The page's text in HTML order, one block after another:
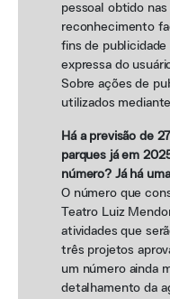
pessoal obtido
reconhecimento
fins de publicidade
expressa do
Sobre ações de
utilizados
Há a previsão de
parques já em
número? Já há
O número que
Teatro Luiz
atividades que
três projetos
um número ainda
detalhamento da